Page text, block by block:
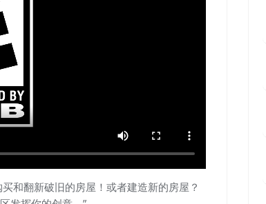
和翻新破旧的房屋！或者建造新的房屋？